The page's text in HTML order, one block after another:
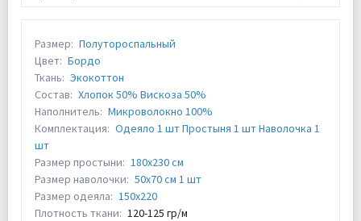
Размер: Полутороспальный
Цвет: Бордо
Ткань: Экокоттон
Состав: Хлопок 50% Вискоза 50%
Наполнитель: Микроволокно 100%
Комплектация: Одеяло 1 шт Простыня 1 шт Наволочка 1
шт
Размер простыни: 180х230 см
Размер наволочки: 50х70 см 1 шт
Размер одеяла: 150х220
Плотность ткани: 120-125 гр/м